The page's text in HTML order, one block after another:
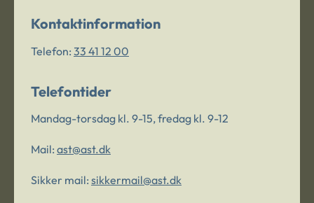
Kontaktinformation
Telefon: 33 41 12 00
Telefontider
Mandag-torsdag kl. 9-15, fredag kl. 9-12
Mail: ast@ast.dk
Sikker mail: sikkermail@ast.dk